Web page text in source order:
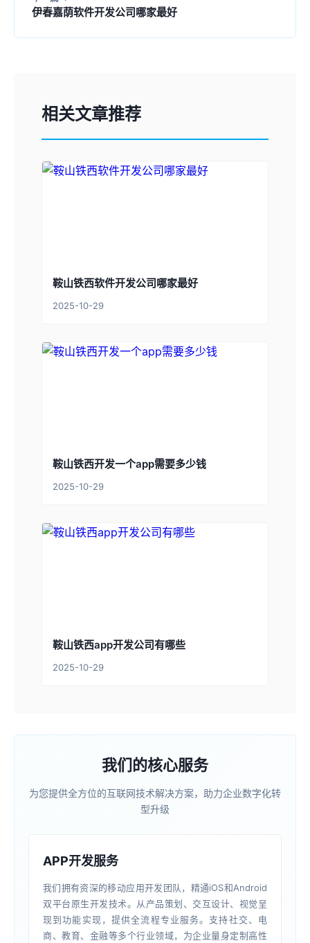
伊春嘉荫软件开发公司哪家最好
相关文章推荐
鞍山铁西软件开发公司哪家最好
2025-10-29
鞍山铁西开发一个app需要多少钱
2025-10-29
鞍山铁西app开发公司有哪些
2025-10-29
我们的核心服务
为您提供全方位的互联网技术解决方案，助力企业数字化转
型升级
APP开发服务
我们拥有资深的移动应用开发团队，精通iOS和Android
双平台原生开发技术。从产品策划、交互设计、视觉呈
现到功能实现，提供全流程专业服务。支持社交、电
商、教育、金融等多个行业领域，为企业量身定制高性